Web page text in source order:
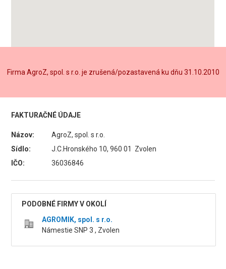
Firma AgroZ, spol. s r.o. je zrušená/pozastavená ku dňu 31.10.2010
FAKTURAČNÉ ÚDAJE
Názov:
AgroZ, spol. s r.o.
Sídlo:
J.C.Hronského 10, 960 01 Zvolen
IČO:
36036846
PODOBNÉ FIRMY V OKOLÍ
AGROMIK, spol. s r.o.
Námestie SNP 3 , Zvolen